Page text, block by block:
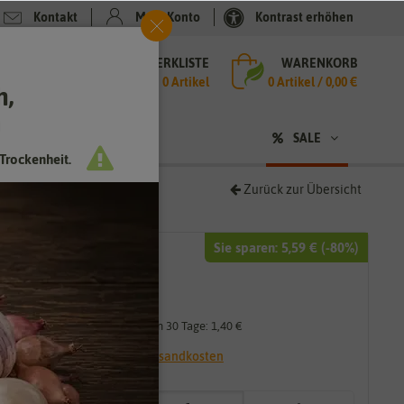
Kontakt Mein Konto Kontrast erhöhen
MERKLISTE
0 Artikel
WARENKORB
0Artikel /0,00 €
SALE
Zurück zur Übersicht
Sie sparen: 5,59 € (-80%)
1,40 €
Niedrigster Preis der letzten 30 Tage: 1,40 €
* inkl. 7% MwSt. zzgl. Versandkosten